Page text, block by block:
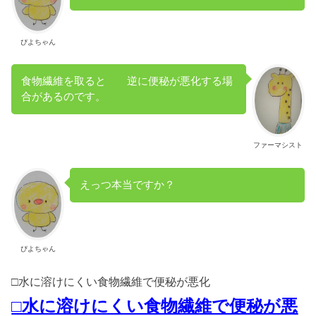
ぴよちゃん
ファーマシスト
食物繊維を取ると 逆に便秘が悪化する場
合があるのです。
ぴよちゃん
えっつ本当ですか？
□水に溶けにくい食物繊維で便秘が悪化
□水に溶けにくい食物繊維で便秘が悪